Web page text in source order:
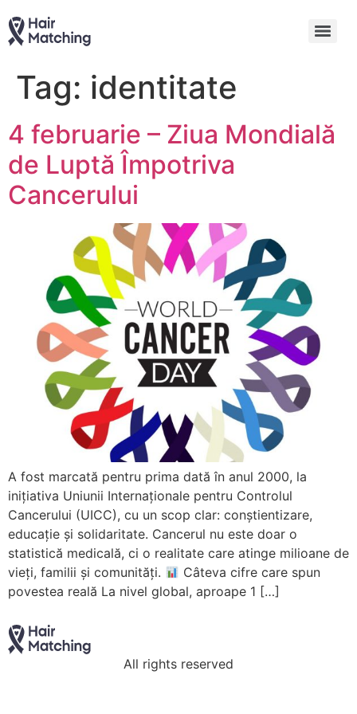
Tag: identitate
4 februarie – Ziua Mondială
de Luptă Împotriva
Cancerului
A fost marcată pentru prima dată în anul 2000, la
inițiativa Uniunii Internaționale pentru Controlul
Cancerului (UICC), cu un scop clar: conștientizare,
educație și solidaritate. Cancerul nu este doar o
statistică medicală, ci o realitate care atinge milioane de
vieți, familii și comunități.
Câteva cifre care spun
povestea reală La nivel global, aproape 1 […]
All rights reserved